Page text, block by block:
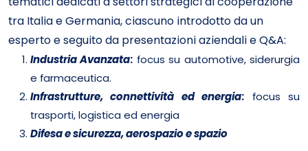
tra Italia e Germania, ciascuno introdotto da un
esperto e seguito da presentazioni aziendali e Q&A:
Industria Avanzata: focus su automotive, siderurgia
e farmaceutica.
Infrastrutture, connettività ed energia: focus su
trasporti, logistica ed energia
Difesa e sicurezza, aerospazio e spazio